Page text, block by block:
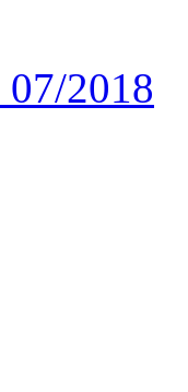
07/2018